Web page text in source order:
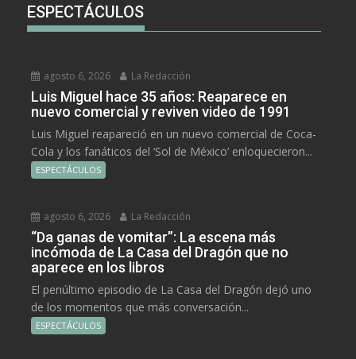
ESPECTÁCULOS
agosto 6, 2026 La Redacción
Luis Miguel hace 35 años: Reaparece en
nuevo comercial y reviven video de 1991
Luis Miguel reapareció en un nuevo comercial de Coca-
Cola y los fanáticos del ‘Sol de México’ enloquecieron...
ESPECTÁCULOS
agosto 6, 2026 La Redacción
“Da ganas de vomitar”: La escena más
incómoda de La Casa del Dragón que no
aparece en los libros
El penúltimo episodio de La Casa del Dragón dejó uno
de los momentos que más conversación...
ESPECTÁCULOS